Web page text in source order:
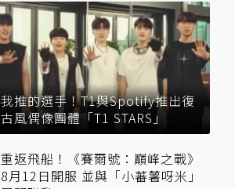
我推的選手！T1與Spotify推出復
古風偶像團體「T1 STARS」
重返飛船！《賽爾號：巔峰之戰》
8月12日開服 並與「小蕃薯呀米」